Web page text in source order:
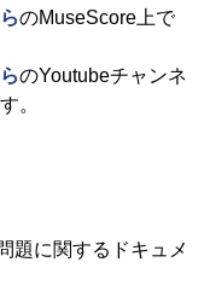
のMuseScore上で
のYoutubeチャンネ
。
題に関するドキュメ